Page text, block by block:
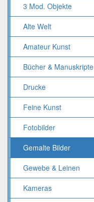
3 Mod. Objekte
Alte Welt
Amateur Kunst
Bücher & Manuskripte
Drucke
Feine Kunst
Fotobilder
Gemalte Bilder
Gewebe & Leinen
Kameras